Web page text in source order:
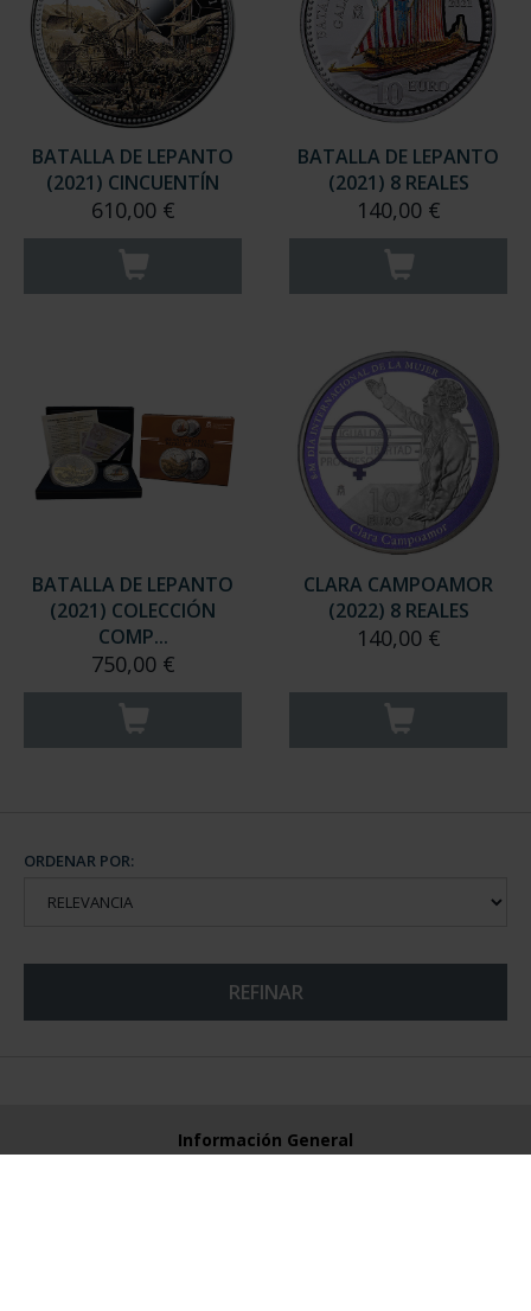
BATALLA DE LEPANTO
(2021) CINCUENTÍN
610,00 €
BATALLA DE LEPANTO
(2021) 8 REALES
140,00 €
BATALLA DE LEPANTO
(2021) COLECCIÓN
COMP...
750,00 €
CLARA CAMPOAMOR
(2022) 8 REALES
140,00 €
ORDENAR POR:
REFINAR
Información General